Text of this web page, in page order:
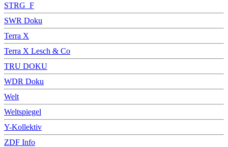
STRG_F
SWR Doku
Terra X
Terra X Lesch & Co
TRU DOKU
WDR Doku
Welt
Weltspiegel
Y-Kollektiv
ZDF Info